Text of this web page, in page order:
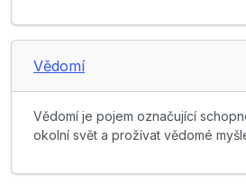
Vědomí
Vědomí je pojem označující
okolní svět a prožívat vědomé